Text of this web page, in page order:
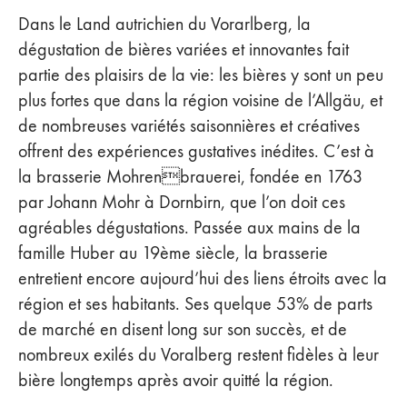
Dans le Land autrichien du Vorarlberg, la
dégustation de bières variées et innovantes fait
partie des plaisirs de la vie: les bières y sont un peu
plus fortes que dans la région voisine de l’Allgäu, et
de nombreuses variétés saisonnières et créatives
offrent des expériences gustatives inédites. C’est à
la brasserie Mohrenbrauerei, fondée en 1763
par Johann Mohr à Dornbirn, que l’on doit ces
agréables dégustations. Passée aux mains de la
famille Huber au 19ème siècle, la brasserie
entretient encore aujourd’hui des liens étroits avec la
région et ses habitants. Ses quelque 53% de parts
de marché en disent long sur son succès, et de
nombreux exilés du Voralberg restent fidèles à leur
bière longtemps après avoir quitté la région.